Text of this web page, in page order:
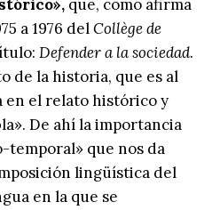
que, como afirma
a 1976 delCollège de
Defender a la sociedad.
de la historia, que es al
en el relato histórico y
De ahí la importancia
temporal» que nos da
lingüística del
en la que se